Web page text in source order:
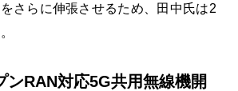
さらに伸張させるため、田中氏は2
ンRAN対応5G共用無線機開